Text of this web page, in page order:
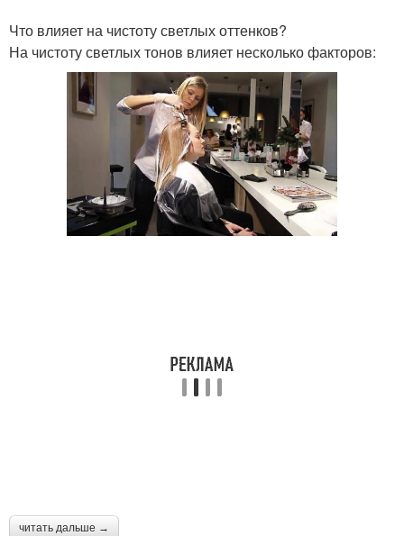
Что влияет на чистоту светлых оттенков?
На чистоту светлых тонов влияет несколько факторов:
читать дальше →